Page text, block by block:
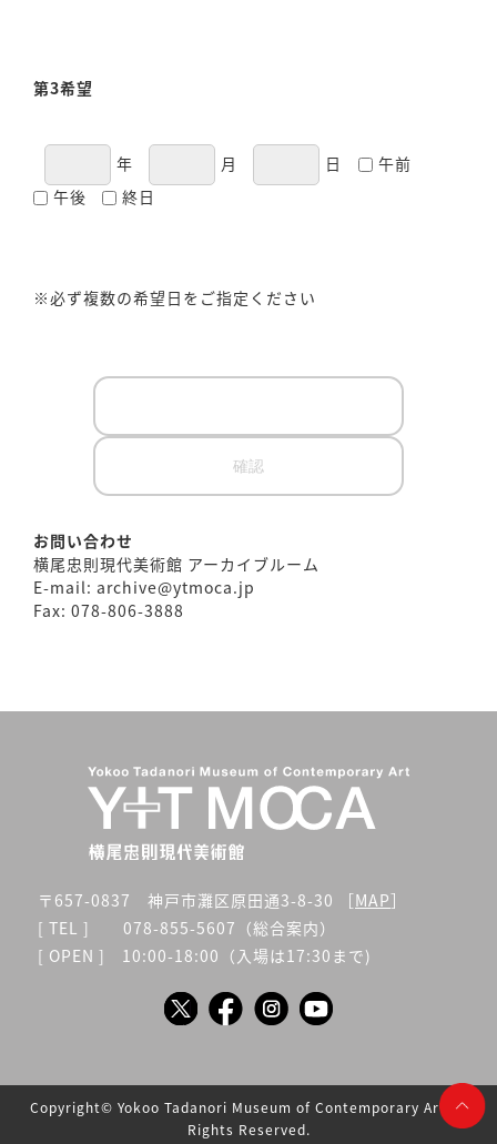
第3希望
年 月 日
午前
午後
終日
※必ず複数の希望日をご指定ください
お問い合わせ
横尾忠則現代美術館 アーカイブルーム
E-mail: archive@ytmoca.jp
Fax: 078-806-3888
〒657-0837 神戸市灘区原田通3-8-30 ［MAP］
[ TEL ] 078-855-5607（総合案内）
[ OPEN ] 10:00-18:00（入場は17:30まで)
Copyright©︎ Yokoo Tadanori Museum of Contemporary Art All
Rights Reserved.